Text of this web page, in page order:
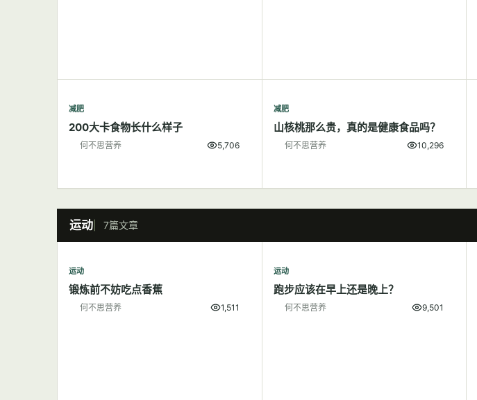
减肥
200大卡食物长什么样子
何不思营养 5,706
减肥
山核桃那么贵，真的是健康食品吗？
何不思营养 10,296
运动 7篇文章
运动
锻炼前不妨吃点香蕉
何不思营养 1,511
运动
跑步应该在早上还是晚上？
何不思营养 9,501